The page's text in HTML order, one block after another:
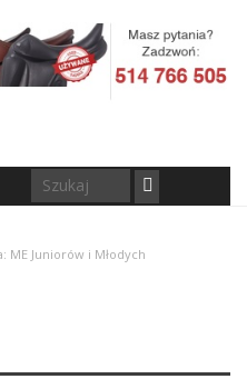
ME Juniorów i Młodych